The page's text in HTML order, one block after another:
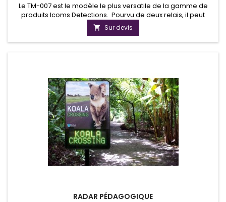
Le TM-007 est le modèle le plus versatile de la gamme de
produits Icoms Detections. Pourvu de deux relais, il peut
aussi bien gérer un feu tricolore que détecter les véhicules
en survitesse ou gérer l’éclairage public intelligent. Il
détecte, au choix, au-dessus ou en-dessous du seuil de
 Sur devis
RADAR PÉDAGOGIQUE